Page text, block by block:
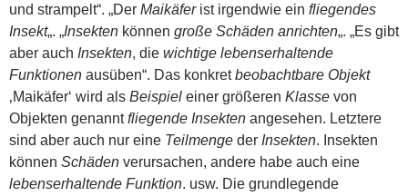
und strampelt“. „Der Maikäferist irgendwie ein fliegendes
Insekt„. „Insekten können große Schäden anrichten„. „Es gibt
aber auch Insekten, die wichtige lebenserhaltende
Funktionen ausüben“. Das konkretbeobachtbare Objekt
‚Maikäfer‘ wird als Beispiel einer größeren Klasse von
Objekten genanntfliegende Insekten angesehen. Letztere
sind aber auch nur eine Teilmenge der Insekten. Insekten
können Schäden verursachen, andere habe auch eine
lebenserhaltende Funktion. usw. Die grundlegende